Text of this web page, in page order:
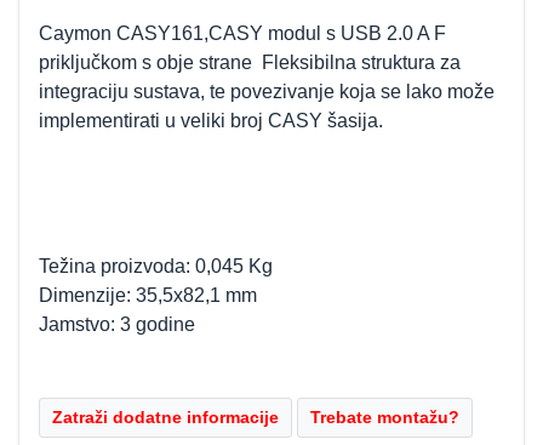
Caymon CASY161,CASY modul s USB 2.0 A F
priključkom s obje strane Fleksibilna struktura za
integraciju sustava, te povezivanje koja se lako može
implementirati u veliki broj CASY šasija.
Težina proizvoda: 0,045 Kg
Dimenzije: 35,5x82,1 mm
Jamstvo: 3 godine